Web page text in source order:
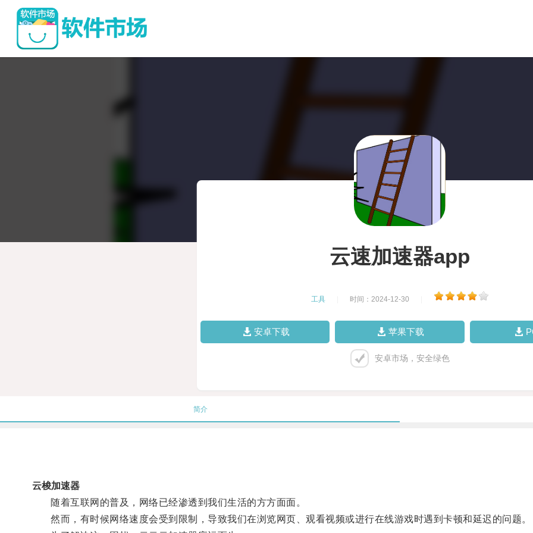
云速加速器app
工具 时间：2024-12-30
安卓下载 苹果下载
安卓市场，安全绿色
简介
云梭加速器
随着互联网的普及，网络已经渗透到我们生活的方方面面。
然而，有时候网络速度会受到限制，导致我们在浏览网页、观看视频或进行在线游戏时遇到卡顿和延迟的问题。